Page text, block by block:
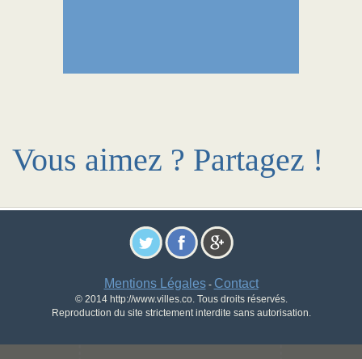
Vous aimez ? Partagez !
Mentions Légales- Contact
© 2014 http://www.villes.co. Tous droits réservés.
Reproduction du site strictement interdite sans autorisation.